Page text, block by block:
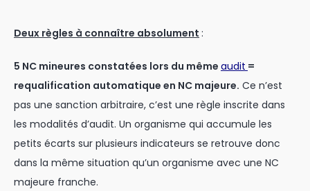
Deux règles à connaître absolument :
5 NC mineures constatées lors du même audit =
requalification automatique en NC majeure. Ce n’est
pas une sanction arbitraire, c’est une règle inscrite dans
les modalités d’audit. Un organisme qui accumule les
petits écarts sur plusieurs indicateurs se retrouve donc
dans la même situation qu’un organisme avec une NC
majeure franche.